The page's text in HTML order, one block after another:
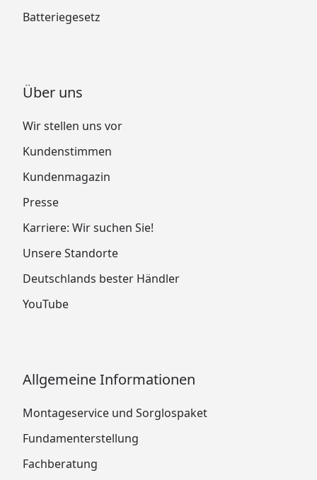
Batteriegesetz
Über uns
Wir stellen uns vor
Kundenstimmen
Kundenmagazin
Presse
Karriere: Wir suchen Sie!
Unsere Standorte
Deutschlands bester Händler
YouTube
Allgemeine Informationen
Montageservice und Sorglospaket
Fundamenterstellung
Fachberatung